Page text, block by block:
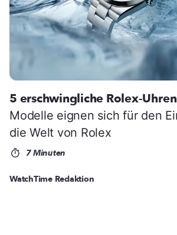
5 erschwingliche Rolex-Uhren
Modelle eignen sich für den
die Welt von Rolex
7 Minuten
WatchTime Redaktion